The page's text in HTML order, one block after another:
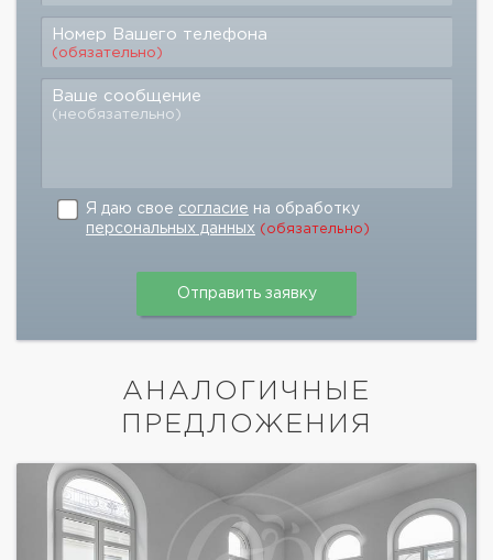
Номер Вашего телефона
(обязательно)
Ваше сообщение
(необязательно)
Я даю свое согласие на обработку
персональных данных (обязательно)
АНАЛОГИЧНЫЕ
ПРЕДЛОЖЕНИЯ